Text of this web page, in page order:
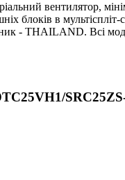
вентилятор,
блоків в
- THAILAND. Всі